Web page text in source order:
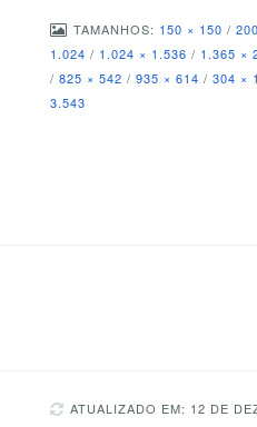
TAMANHOS: 150 × 150 /
1.024 / 1.024 × 1.536 / 1.365 ×
/ 825 × 542 / 935 × 614 / 304 ×
3.543
ATUALIZADO EM: 12 DE